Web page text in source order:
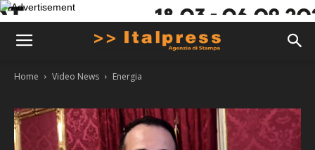
Home Video News Energia